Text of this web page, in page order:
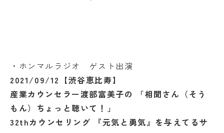
・ホンマルラジオ ゲスト出演
2021/09/12 【渋谷恵比寿】
産業カウンセラー渡部富美子の 「相聞さん（そう
もん）ちょっと聴いて！」
32thカウンセリング 『元気と勇気』を与えてるサ